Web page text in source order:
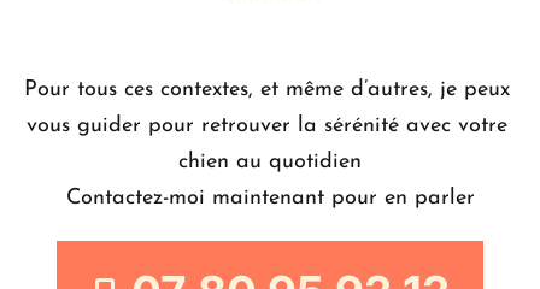
Pour tous ces contextes, et même d’autres, je peux
vous guider pour retrouver la sérénité avec votre
chien au quotidien
Contactez-moi maintenant pour en parler